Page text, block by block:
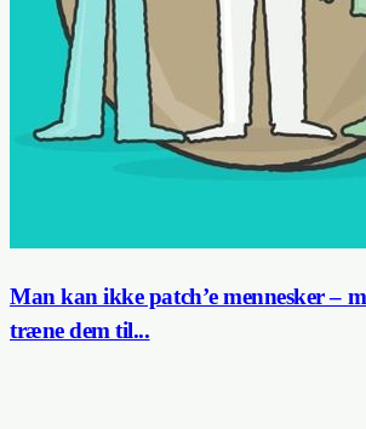
Man kan ikke patch’e mennesker –
træne dem til...